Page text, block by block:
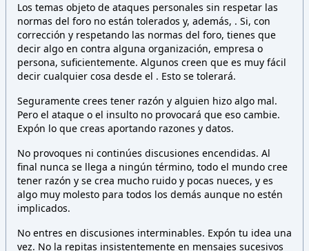
Los temas objeto de ataques personales sin respetar las
normas del foro no están tolerados y, además, . Si, con
corrección y respetando las normas del foro, tienes que
decir algo en contra alguna organización, empresa o
persona, suficientemente. Algunos creen que es muy fácil
decir cualquier cosa desde el . Esto se tolerará.
Seguramente crees tener razón y alguien hizo algo mal.
Pero el ataque o el insulto no provocará que eso cambie.
Expón lo que creas aportando razones y datos.
No provoques ni continúes discusiones encendidas. Al
final nunca se llega a ningún término, todo el mundo cree
tener razón y se crea mucho ruido y pocas nueces, y es
algo muy molesto para todos los demás aunque no estén
implicados.
No entres en discusiones interminables. Expón tu idea una
vez. No la repitas insistentemente en mensajes sucesivos